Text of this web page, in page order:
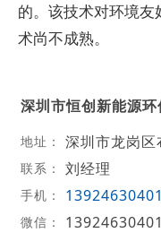
的。该技术对环境
术尚不成熟。
深圳市恒创新能源
地址： 深圳市龙岗区
联系： 刘经理
手机： 13924630401
微信： 13924630401